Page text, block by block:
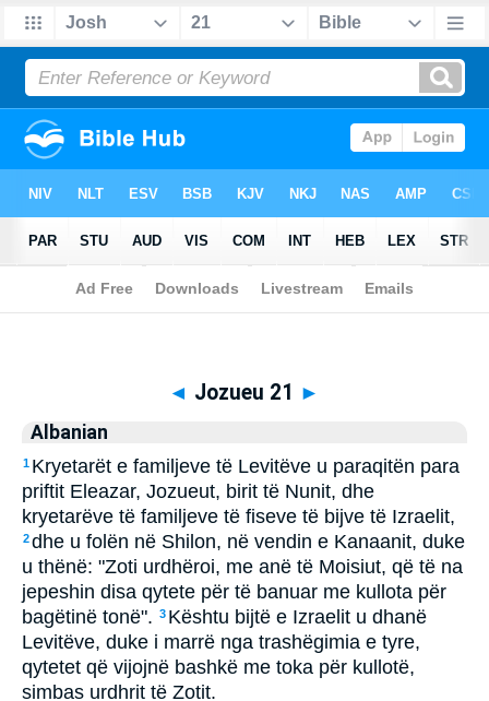
Biblia >Albanian> Jozueu 21
◄ Jozueu 21 ►
Albanian
1 Kryetarët e familjeve të Levitëve u paraqitën para
priftit Eleazar, Jozueut, birit të Nunit, dhe
kryetarëve të familjeve të fiseve të bijve të Izraelit,
2dhe u folën në Shilon, në vendin e Kanaanit, duke
u thënë: "Zoti urdhëroi, me anë të Moisiut, që të na
jepeshin disa qytete për të banuar me kullota për
bagëtinë tonë". 3 Kështu bijtë e Izraelit u dhanë
Levitëve, duke i marrë nga trashëgimia e tyre,
qytetet që vijojnë bashkë me toka për kullotë,
simbas urdhrit të Zotit.